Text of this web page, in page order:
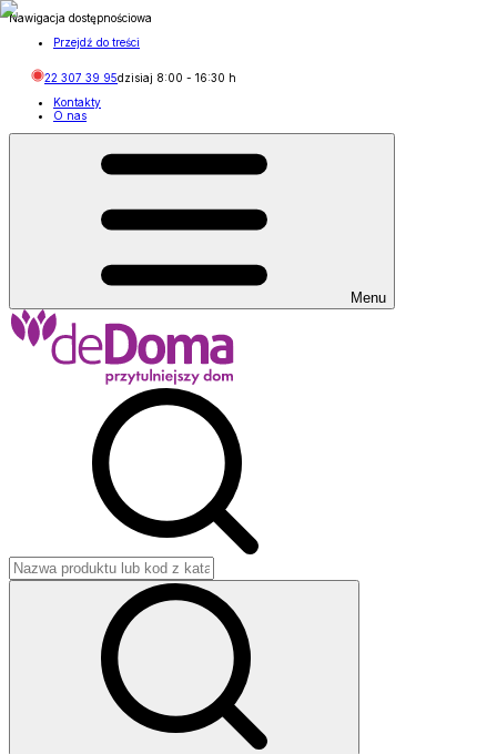
Nawigacja dostępnościowa
Przejdź do treści
22 307 39 95dzisiaj 8:00 - 16:30 h
Kontakty
O nas
Menu